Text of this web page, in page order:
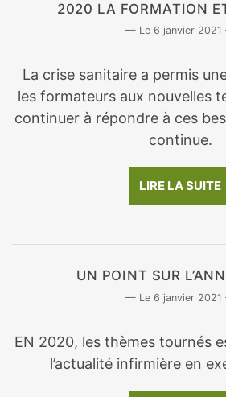
2020 LA FORMATION
6 janvier 2021
La crise sanitaire a permis
les formateurs aux nouvelles
continuer à répondre à ces
continue.
LIRE LA SUITE
UN POINT SUR
6 janvier 2021
EN 2020, les thèmes tournés
l’actualité infirmière en